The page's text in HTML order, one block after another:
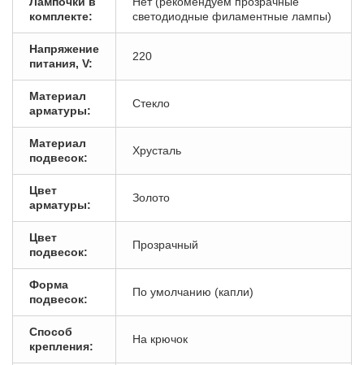
комплекте:
светодиодные филаментные лампы)
Напряжение
питания, V:
220
Материал
арматуры:
Стекло
Материал
подвесок:
Хрусталь
Цвет
арматуры:
Золото
Цвет
подвесок:
Прозрачный
Форма
подвесок:
По умолчанию (капли)
Способ
крепления:
На крючок